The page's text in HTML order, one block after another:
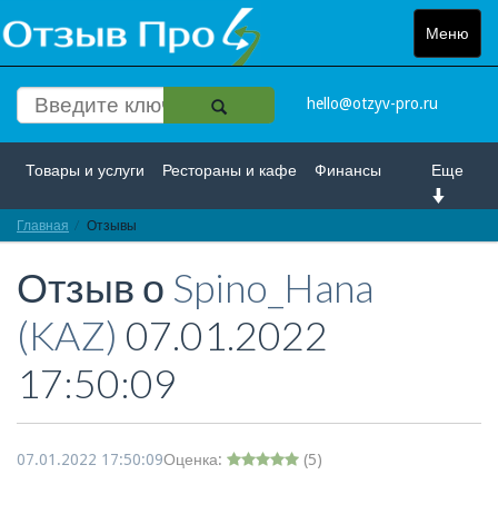
Меню
Toggle
hello@otzyv-pro.ru
Еще
Товары и услуги Рестораны и кафе Финансы
Красота и здоровье
Интернет Путешествие и отдых Транспорт
Недвижимость Работа Гос. учреждения
Личности Логистика
Главная Отзывы
Отзыв о Spino_Hana
(KAZ) 07.01.2022
17:50:09
07.01.2022 17:50:09Оценка: (5)